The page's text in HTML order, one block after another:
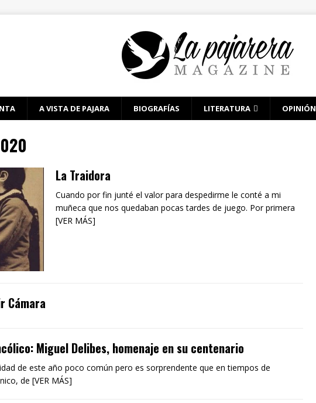
A VISTA DE PAJARA BIOGRAFÍAS LITERATURA OPINIÓN
La Traidora
Cuando por fin junté el valor para despedirme le conté a mi
muñeca que nos quedaban pocas tardes de juego. Por primera
[VER MÁS]
Cámara
Miguel Delibes, homenaje en su centenario
de este año poco común pero es sorprendente que en tiempos de
de [VER MÁS]